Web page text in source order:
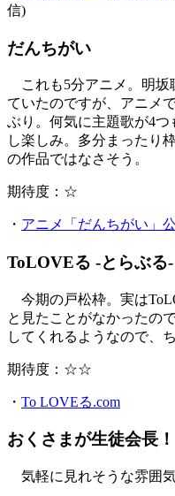
信)
だんちがい
これも5分アニメ。明坂
ていたのですが、アニメ
ぶり。何気に主題歌が4
し楽しみ。多分まったり
の作品ではなさそう。
期待度：☆
・ アニメ「だんちがい」
ToLOVEる -とらぶる
今期の戸松枠。実は
と見たことがなかったの
してくれるようなので、
期待度：☆☆
・ To LOVEる.com
おくさまが生徒会長！
気軽に見れそうな雰囲